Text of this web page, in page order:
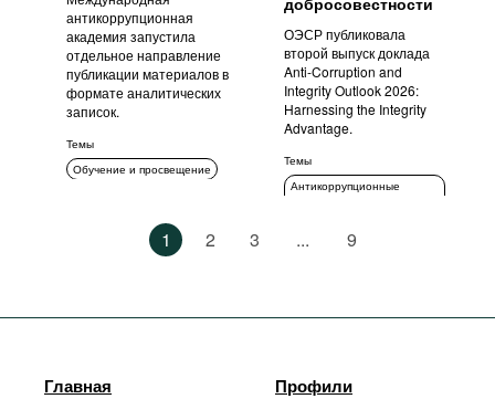
антикоррупционная
академия запустила
отдельное направление
публикации материалов в
формате аналитических
записок.
Темы
Обучение и просвещение
добросовестности
ОЭСР публиковала
второй выпуск доклада
Anti-Corruption and
Integrity Outlook 2026:
Harnessing the Integrity
Advantage.
Темы
Антикоррупционные
1 2 3 ... 9
Главная Профили